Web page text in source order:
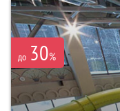
до 30%